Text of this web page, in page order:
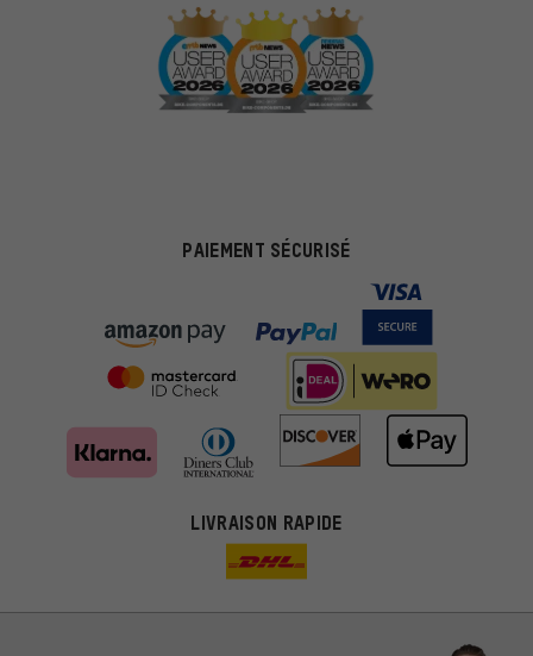
PAIEMENT SÉCURISÉ
LIVRAISON RAPIDE